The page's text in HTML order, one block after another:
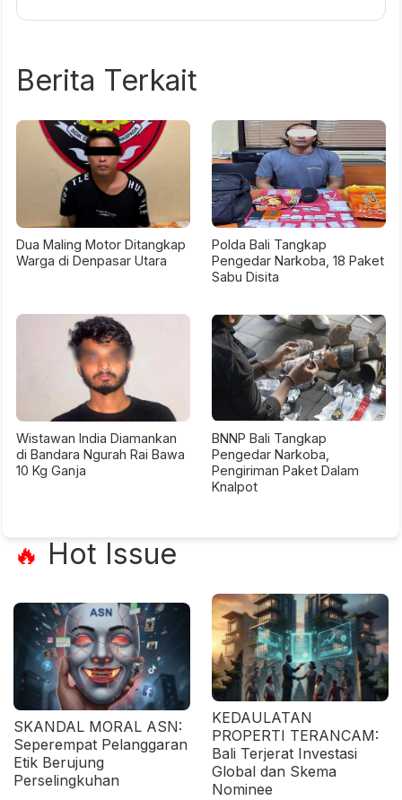
Berita Terkait
Dua Maling Motor Ditangkap
Warga di Denpasar Utara
Polda Bali Tangkap
Pengedar Narkoba, 18 Paket
Sabu Disita
Wistawan India Diamankan
di Bandara Ngurah Rai Bawa
10 Kg Ganja
BNNP Bali Tangkap
Pengedar Narkoba,
Pengiriman Paket Dalam
Knalpot
🔥 Hot Issue
SKANDAL MORAL ASN:
Seperempat Pelanggaran
Etik Berujung
Perselingkuhan
KEDAULATAN
PROPERTI TERANCAM:
Bali Terjerat Investasi
Global dan Skema
Nominee